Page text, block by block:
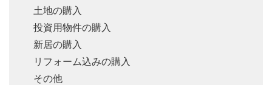
土地の購入
投資用物件の購入
新居の購入
リフォーム込みの購入
その他